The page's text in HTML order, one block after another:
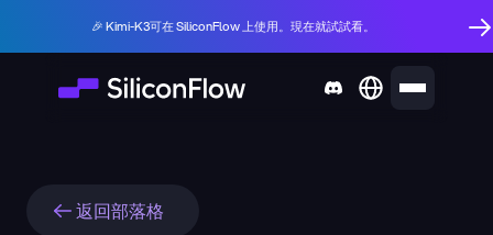
🎉 Kimi-K3可在 SiliconFlow 上使用。現在就試試看。
返回部落格